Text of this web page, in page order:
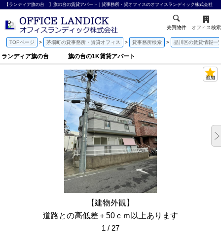
【ランディア旗の台 】旗の台の賃貸アパート | 貸事務所・貸オフィスのオフィスランディック株式会社
売買物件 オフィス検索
TOPページ 茅場町の貸事務所・賃貸オフィス 貸事務所検索 品川区の賃貸情報一
ランディア旗の台 旗の台の1K賃貸アパート
【建物外観】
道路との高低差＋50ｃｍ以上あります
1 / 27